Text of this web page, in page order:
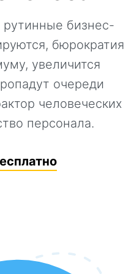
рутинные бизнес-
бюрократия
увеличится
очереди
человеческих
персонала.